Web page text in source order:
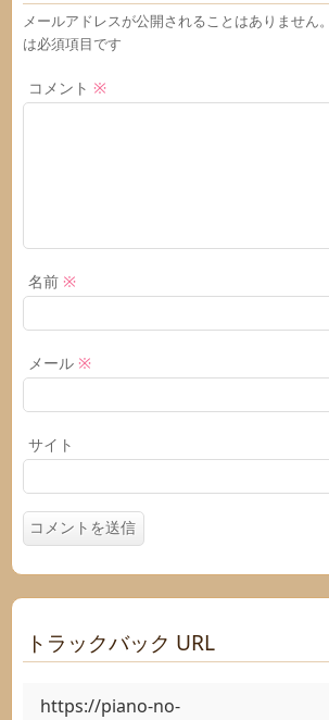
メールアドレスが公開されることはありません。
は必須項目です
コメント ※
名前 ※
メール ※
サイト
トラックバック URL
https://piano-no-